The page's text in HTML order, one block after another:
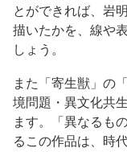
とができれば、岩
描いたかを、線や
しょう。
また「寄生獣」の
境問題・異文化共
ます。「異なるも
るこの作品は、時